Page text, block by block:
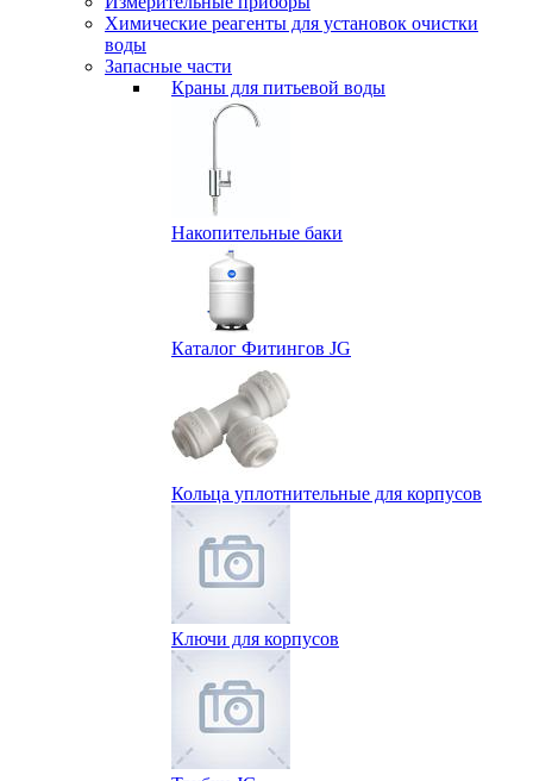
Химические реагенты для установок очистки
воды
Запасные части
Краны для питьевой воды
Накопительные баки
Каталог Фитингов JG
Кольца уплотнительные для корпусов
Ключи для корпусов